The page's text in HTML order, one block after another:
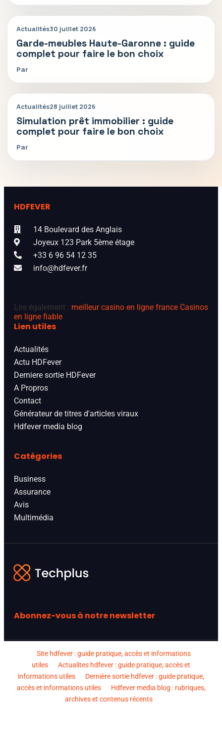
Actualités30 juillet 2026
Garde-meubles Haute-Garonne : guide
complet pour faire le bon choix
Par
Actualités28 juillet 2026
Simulation prêt immobilier : guide
complet pour faire le bon choix
Par
HDFEVER
14 Boulevard des Anglais
Joyeux 123 Park 5ème étage
+33 6 96 54 12 35
info@hdfever.fr
Lire également : meilleur casino en ligne france Casinos
en ligne fiable
Lien utiles
Actualités
Actu HDFever
Derniere sortie HDFever
A Propros
Contact
Générateur de titres d'articles viraux
Hdfever media blog
Catégories
Business
Assurance
Avis
Multimédia
Abonnez-vous à notre newsletter
Site hdfever : guide pratique, accès et informations
utiles
Actualites hdfever : guide pratique, accès et
informations utiles
Dernière sortie hdfever : guide pratique,
accès et informations utiles
Hdfever media blog : rubriques,
archives et contenus récents